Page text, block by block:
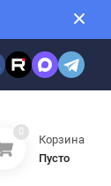
0
Корзина
Пусто